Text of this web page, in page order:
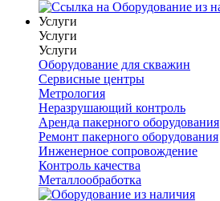
Услуги
Услуги
Услуги
Оборудование для скважин
Сервисные центры
Метрология
Неразрушающий контроль
Аренда пакерного оборудования
Ремонт пакерного оборудования
Инженерное сопровождение
Контроль качества
Металлообработка